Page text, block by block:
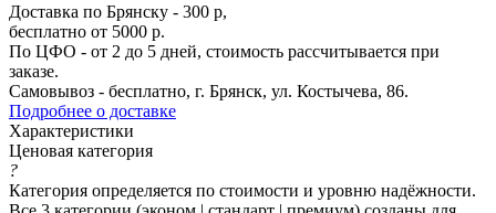
Доставка по Брянску - 300 р,
бесплатно от 5000 р.
По ЦФО - от 2 до 5 дней, стоимость рассчитывается при
заказе.
Самовывоз - бесплатно, г. Брянск, ул. Костычева, 86.
Подробнее о доставке
Характеристики
Ценовая категория
?
Категория определяется по стоимости и уровню надёжности.